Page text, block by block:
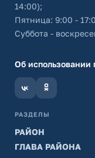
14:00);
Пятница: 9:00 -
Суббота -
Об использовании
РАЗДЕЛЫ
РАЙОН
ГЛАВА РАЙОНА